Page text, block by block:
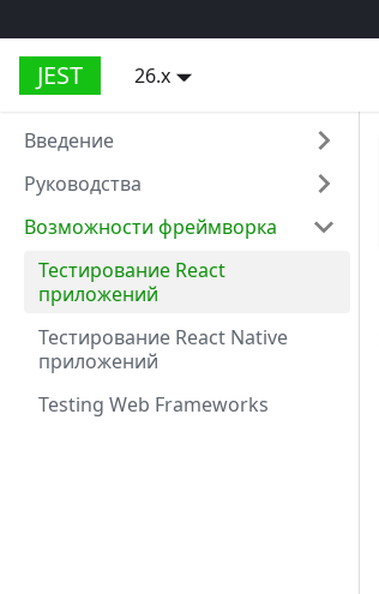
JEST 26.x
Введение
Руководства
Возможности фреймворка
Тестирование React
приложений
Тестирование React Native
приложений
Testing Web Frameworks